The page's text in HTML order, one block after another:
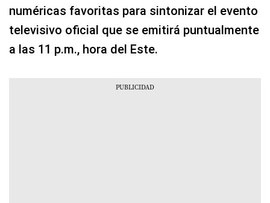
numéricas favoritas para sintonizar el evento
televisivo oficial que se emitirá puntualmente
a las 11 p.m., hora del Este.